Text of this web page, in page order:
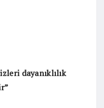
dayanıklılık